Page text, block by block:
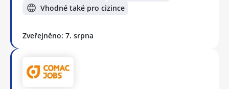
Vhodné také pro cizince
Zveřejněno: 7. srpna